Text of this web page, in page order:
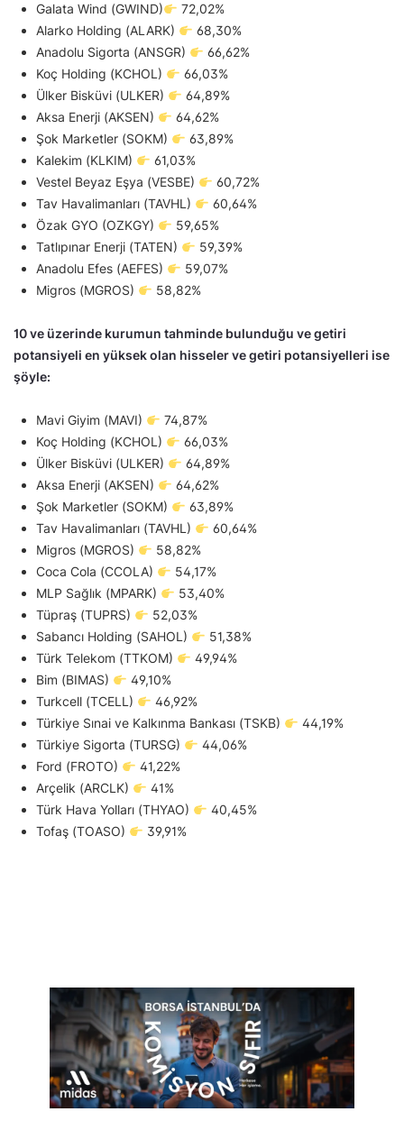
Galata Wind (GWIND)
72,02%
Alarko Holding (ALARK)
68,30%
Anadolu Sigorta (ANSGR)
66,62%
Koç Holding (KCHOL)
66,03%
Ülker Bisküvi (ULKER)
64,89%
Aksa Enerji (AKSEN)
64,62%
Şok Marketler (SOKM)
63,89%
Kalekim (KLKIM)
61,03%
Vestel Beyaz Eşya (VESBE)
60,72%
Tav Havalimanları (TAVHL)
60,64%
Özak GYO (OZKGY)
59,65%
Tatlıpınar Enerji (TATEN)
59,39%
Anadolu Efes (AEFES)
59,07%
Migros (MGROS)
58,82%
10 ve üzerinde kurumun tahminde bulunduğu ve getiri
potansiyeli en yüksek olan hisseler ve getiri potansiyelleri ise
şöyle:
Mavi Giyim (MAVI)
74,87%
Koç Holding (KCHOL)
66,03%
Ülker Bisküvi (ULKER)
64,89%
Aksa Enerji (AKSEN)
64,62%
Şok Marketler (SOKM)
63,89%
Tav Havalimanları (TAVHL)
60,64%
Migros (MGROS)
58,82%
Coca Cola (CCOLA)
54,17%
MLP Sağlık (MPARK)
53,40%
Tüpraş (TUPRS)
52,03%
Sabancı Holding (SAHOL)
51,38%
Türk Telekom (TTKOM)
49,94%
Bim (BIMAS)
49,10%
Turkcell (TCELL)
46,92%
Türkiye Sınai ve Kalkınma Bankası (TSKB)
44,19%
Türkiye Sigorta (TURSG)
44,06%
Ford (FROTO)
41,22%
Arçelik (ARCLK)
41%
Türk Hava Yolları (THYAO)
40,45%
Tofaş (TOASO)
39,91%